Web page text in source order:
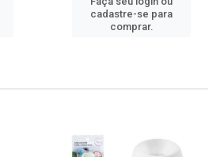
cadastre-se para
comprar.